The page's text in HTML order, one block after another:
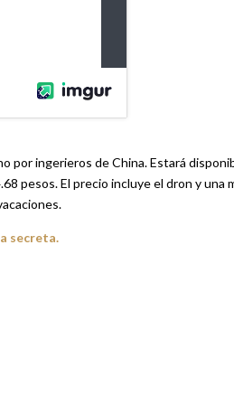
por ingerieros de China. Estará
pesos. El precio incluye el dron y una
secreta.